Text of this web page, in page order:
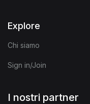
Explore
Chi siamo
Sign in/Join
I nostri partner